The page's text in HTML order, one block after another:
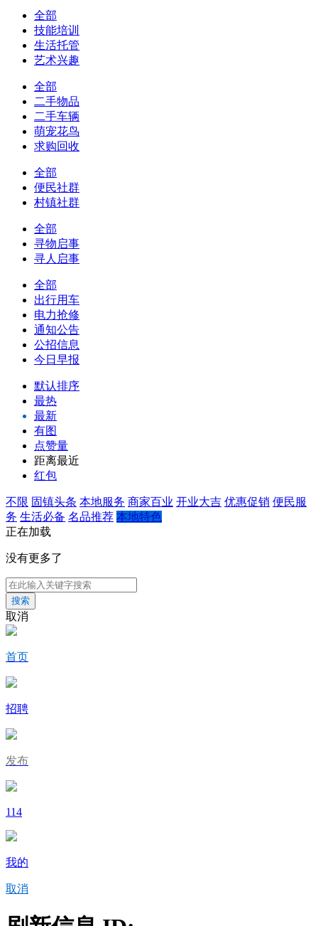
全部
技能培训
生活托管
艺术兴趣
全部
二手物品
二手车辆
萌宠花鸟
求购回收
全部
便民社群
村镇社群
全部
寻物启事
寻人启事
全部
出行用车
电力抢修
通知公告
公招信息
今日早报
默认排序
最热
最新
有图
点赞量
距离最近
红包
不限 固镇头条 本地服务 商家百业 开业大吉 优惠促销 便民服
务 生活必备 名品推荐 本地特色
正在加载
没有更多了
搜索
取消
首页
招聘
发布
114
我的
取消